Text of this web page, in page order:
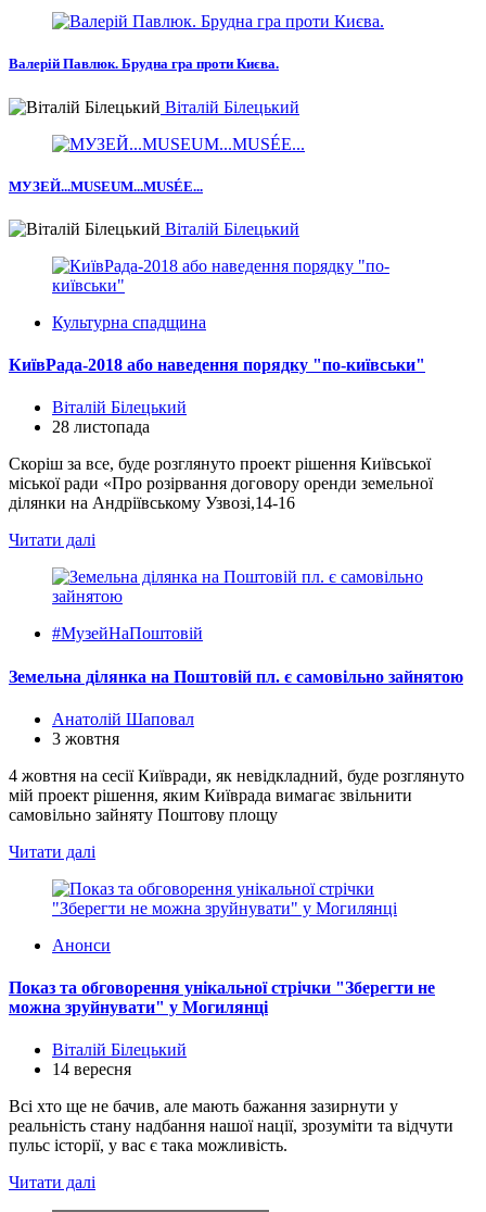
Валерій Павлюк. Брудна гра проти Києва.
Віталій Білецький
МУЗЕЙ...MUSEUM...MUSÉE...
Віталій Білецький
Культурна спадщина
КиївРада-2018 або наведення порядку "по-київськи"
Віталій Білецький
28 листопада
Скоріш за все, буде розглянуто проект рішення Київської
міської ради «Про розірвання договору оренди земельної
ділянки на Андріївському Узвозі,14-16
Читати далі
#МузейНаПоштовій
Земельна ділянка на Поштовій пл. є самовільно зайнятою
Анатолій Шаповал
3 жовтня
4 жовтня на сесії Київради, як невідкладний, буде розглянуто
мій проект рішення, яким Київрада вимагає звільнити
самовільно зайняту Поштову площу
Читати далі
Анонси
Показ та обговорення унікальної стрічки "Зберегти не
можна зруйнувати" у Могилянці
Віталій Білецький
14 вересня
Всі хто ще не бачив, але мають бажання зазирнути у
реальність стану надбання нашої нації, зрозуміти та відчути
пульс історії, у вас є така можливість.
Читати далі